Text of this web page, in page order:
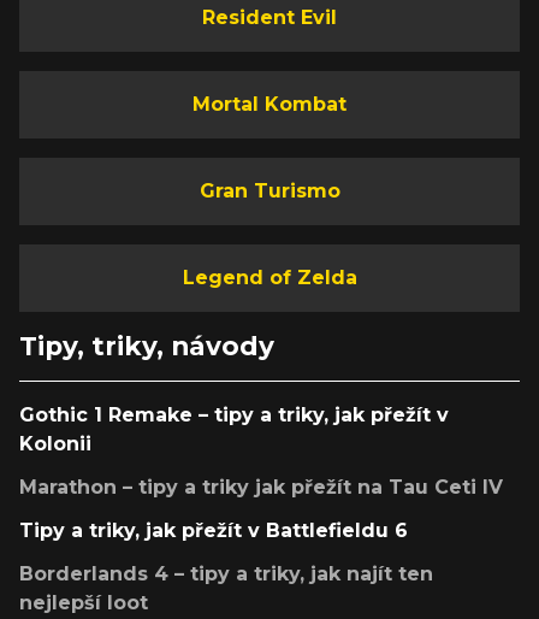
Resident Evil
Mortal Kombat
Gran Turismo
Legend of Zelda
Tipy, triky, návody
Gothic 1 Remake – tipy a triky, jak přežít v
Kolonii
Marathon – tipy a triky jak přežít na Tau Ceti IV
Tipy a triky, jak přežít v Battlefieldu 6
Borderlands 4 – tipy a triky, jak najít ten
nejlepší loot